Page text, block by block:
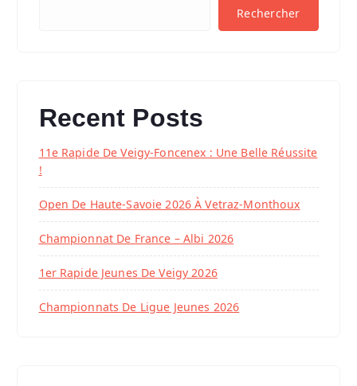
Rechercher
Recent Posts
11e Rapide De Veigy-Foncenex : Une Belle Réussite
!
Open De Haute-Savoie 2026 À Vetraz-Monthoux
Championnat De France – Albi 2026
1er Rapide Jeunes De Veigy 2026
Championnats De Ligue Jeunes 2026